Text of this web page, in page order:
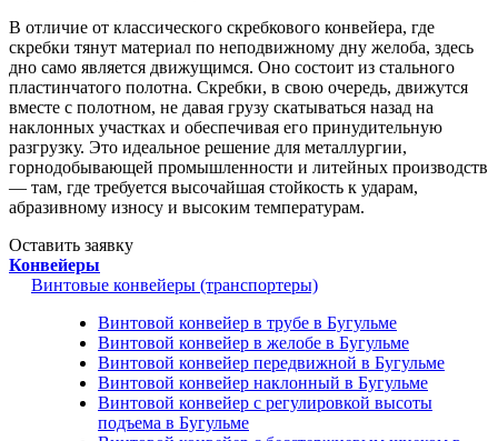
В отличие от классического скребкового конвейера, где
скребки тянут материал по неподвижному дну желоба, здесь
дно само является движущимся. Оно состоит из стального
пластинчатого полотна. Скребки, в свою очередь, движутся
вместе с полотном, не давая грузу скатываться назад на
наклонных участках и обеспечивая его принудительную
разгрузку. Это идеальное решение для металлургии,
горнодобывающей промышленности и литейных производств
— там, где требуется высочайшая стойкость к ударам,
абразивному износу и высоким температурам.
Оставить заявку
Конвейеры
Винтовые конвейеры (транспортеры)
Винтовой конвейер в трубе в Бугульме
Винтовой конвейер в желобе в Бугульме
Винтовой конвейер передвижной в Бугульме
Винтовой конвейер наклонный в Бугульме
Винтовой конвейер с регулировкой высоты
подъема в Бугульме